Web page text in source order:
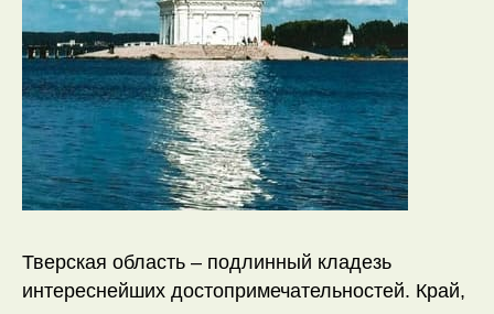
Тверская область – подлинный кладезь
интереснейших достопримечательностей. Край,